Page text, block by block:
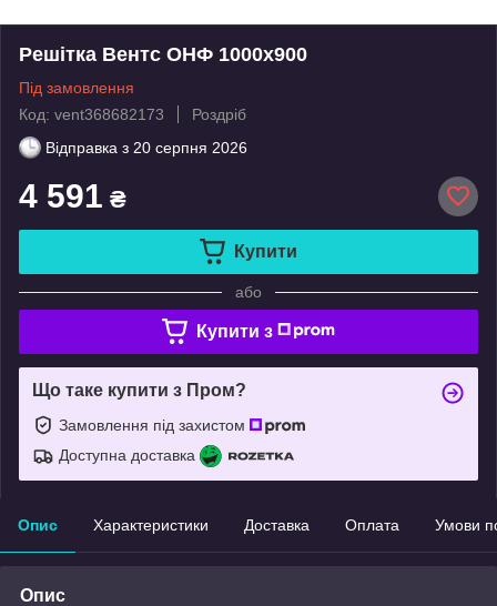
Решітка Вентс ОНФ 1000x900
Під замовлення
Код: vent368682173
Роздріб
Відправка з 20 серпня 2026
4 591 ₴
Купити
або
Купити з
Що таке купити з Пром?
Замовлення під захистом
Доступна доставка
Опис Характеристики Доставка Оплата Умови
Опис